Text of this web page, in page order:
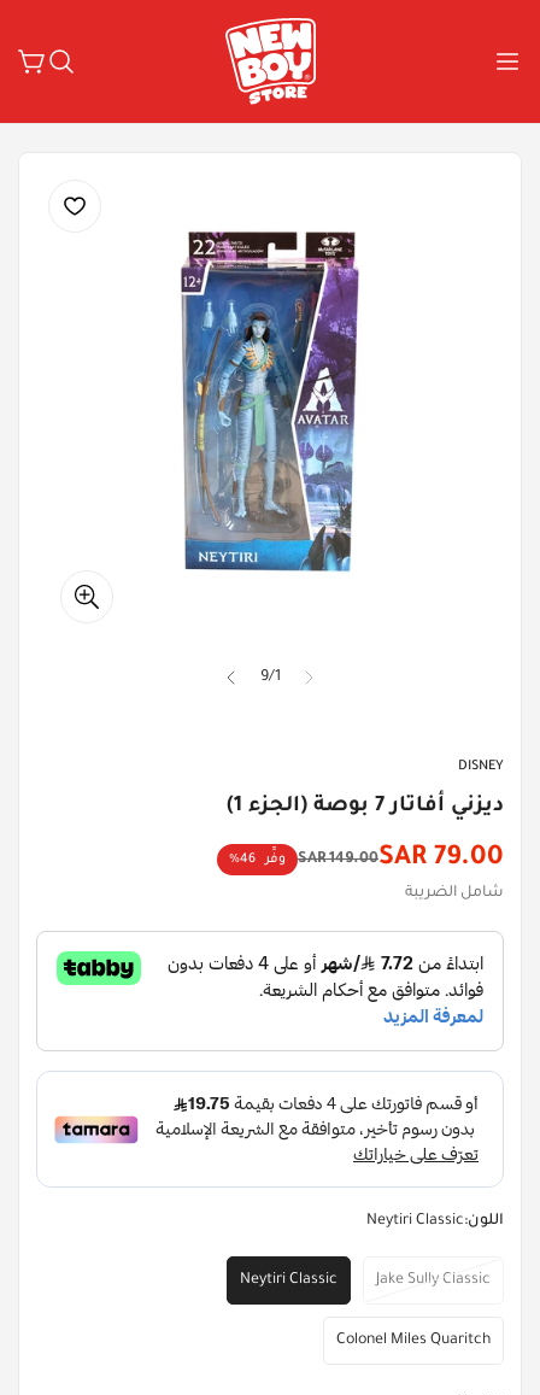
1
/
9
DISNEY
ديزني أفاتار 7 بوصة (الجزء 1)
سعر
الخصم
79.00 SAR
السعر
الأصلي
149.00 SAR وفِّر 46%
شامل الضريبة
اللون:Neytiri Classic
Jake Sully Classic
Neytiri Classic
Colonel Miles Quaritch